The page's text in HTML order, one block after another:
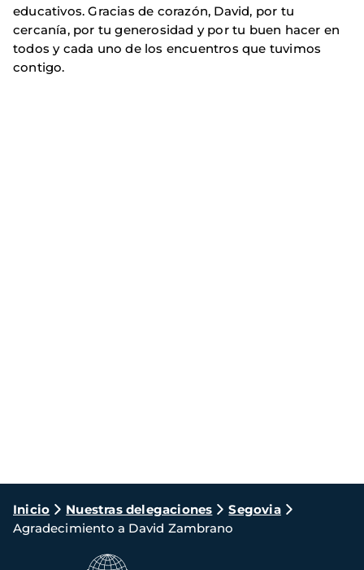
educativos. Gracias de corazón, David, por tu
cercanía, por tu generosidad y por tu buen hacer en
todos y cada uno de los encuentros que tuvimos
contigo.
Ruta
de
navegación
Inicio Nuestras delegaciones
Segovia
Agradecimiento a David Zambrano